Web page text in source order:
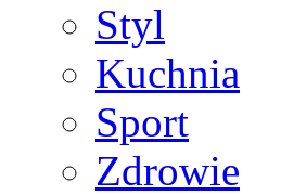
Styl
Kuchnia
Sport
Zdrowie